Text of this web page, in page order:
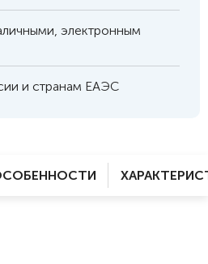
электронным
и странам ЕАЭС